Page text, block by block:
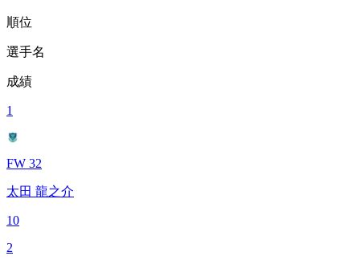
順位
選手名
成績
1
FW 32
太田 龍之介
10
2